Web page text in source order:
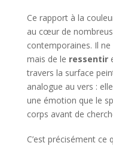
Ce rapport à la
au cœur de
contemporaines. Il ne
mais de le ressentir
travers la surface
analogue au vers :
une émotion que le
corps avant de
C’est précisément ce